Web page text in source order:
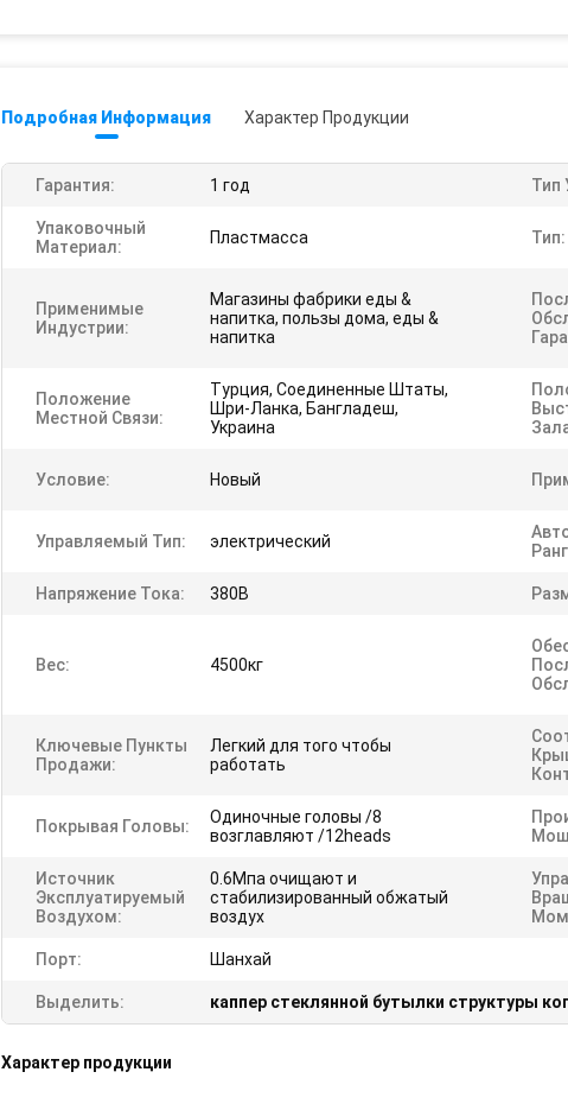
Подробная Информация Характер Продукции
Гарантия: 1 год Тип
Упаковочный
Материал:
Пластмасса Тип:
Применимые
Индустрии:
Магазины фабрики еды &
напитка, пользы дома, еды &
напитка
Положение
Местной Связи:
Турция, Соединенные Штаты,
Шри-Ланка, Бангладеш,
Украина
Условие: Новый
Управляемый Тип: электрический
Напряжение Тока: 380В
Вес: 4500кг
Ключевые Пункты
Продажи:
Легкий для того чтобы
работать
Покрывая Головы:
Одиночные головы /8
возглавляют /12heads
Источник
Эксплуатируемый
Воздухом:
0.6Мпа очищают и
стабилизированный обжатый
воздух
Порт: Шанхай
Выделить: каппер стеклянной бутылки структуры
Характер продукции